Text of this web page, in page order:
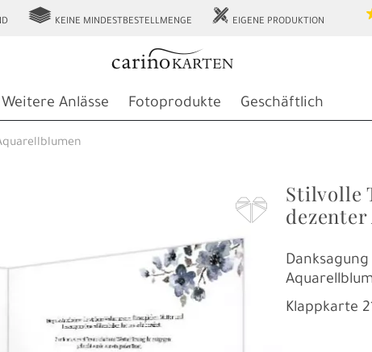
g KEINE MINDESTBESTELLMENGE h EIGENE PRODUKTION
Weitere Anlässe Fotoprodukte Geschäftlich
F
Stilvolle
Klappkarte